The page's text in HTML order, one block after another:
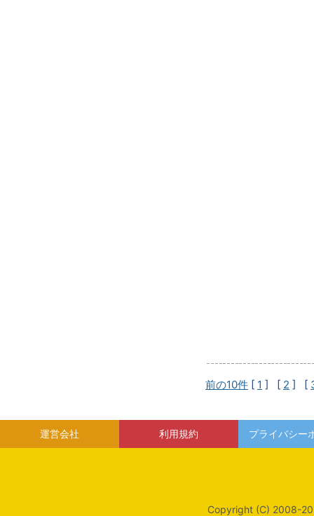
前の10件 [ 1 ] [ 2 ] [
運営会社 利用規約 プライバシー
Copyright (C) 2008-